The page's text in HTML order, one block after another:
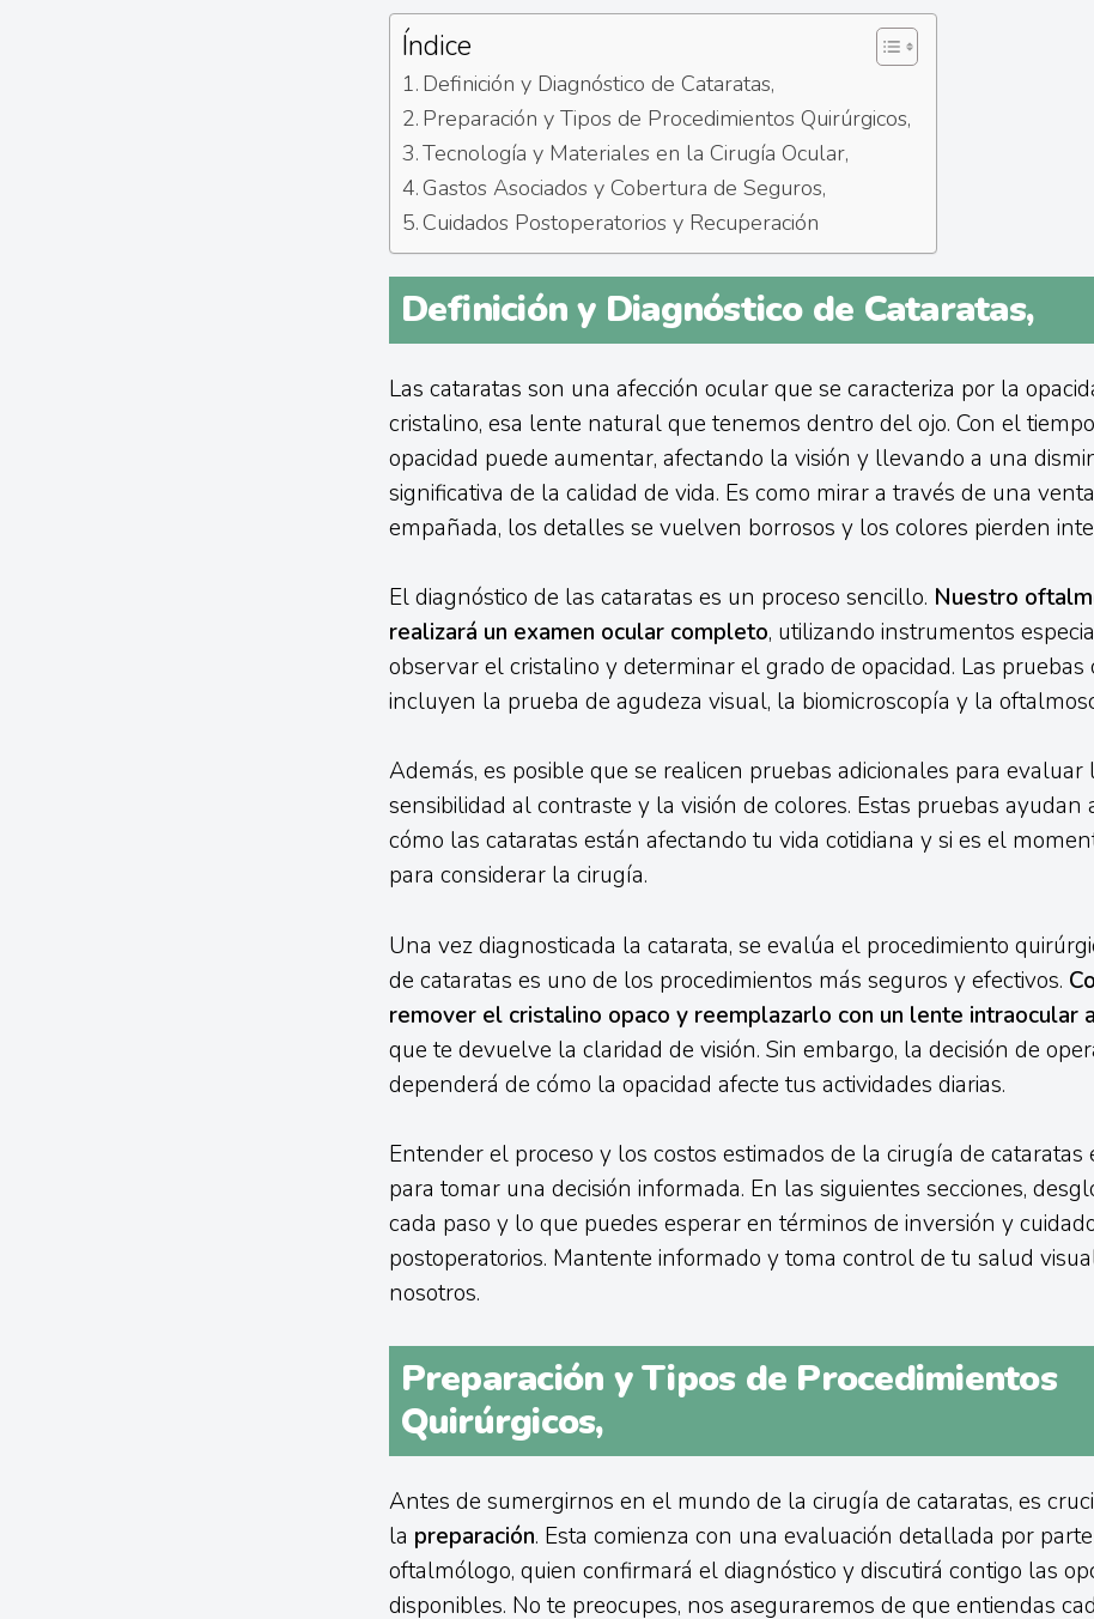
Índice
Definición y Diagnóstico de Cataratas,
Preparación y Tipos de Procedimientos Quirúrgicos,
Tecnología y Materiales en la Cirugía Ocular,
Gastos Asociados y Cobertura de Seguros,
Cuidados Postoperatorios y Recuperación
Definición y Diagnóstico de Cataratas,
Las cataratas son una afección ocular que se caracteriza por la
cristalino, esa lente natural que tenemos dentro del ojo. Con el
opacidad puede aumentar, afectando la visión y llevando a una
significativa de la calidad de vida. Es como mirar a través de una
empañada, los detalles se vuelven borrosos y los colores pierden
El diagnóstico de las cataratas es un proceso sencillo. Nuestro
realizará un examen ocular completo, utilizando instrumentos
observar el cristalino y determinar el grado de opacidad. Las pruebas
incluyen la prueba de agudeza visual, la biomicroscopía y la
Además, es posible que se realicen pruebas adicionales para evaluar
sensibilidad al contraste y la visión de colores. Estas pruebas ayudan
cómo las cataratas están afectando tu vida cotidiana y si es el
para considerar la cirugía.
Una vez diagnosticada la catarata, se evalúa el procedimiento
de cataratas es uno de los procedimientos más seguros y efectivos.
remover el cristalino opaco y reemplazarlo con un lente intraocular
que te devuelve la claridad de visión. Sin embargo, la decisión de
dependerá de cómo la opacidad afecte tus actividades diarias.
Entender el proceso y los costos estimados de la cirugía de cataratas
para tomar una decisión informada. En las siguientes secciones,
cada paso y lo que puedes esperar en términos de inversión y
postoperatorios. Mantente informado y toma control de tu salud
nosotros.
Preparación y Tipos de Procedimientos
Quirúrgicos,
Antes de sumergirnos en el mundo de la cirugía de cataratas, es
la preparación. Esta comienza con una evaluación detallada por
oftalmólogo, quien confirmará el diagnóstico y discutirá contigo las
disponibles. No te preocupes, nos aseguraremos de que entiendas